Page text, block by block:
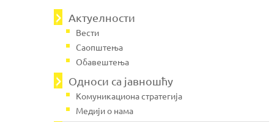
Актуелности
Вести
Саопштења
Обавештења
Односи са јавношћу
Комуникациона стратегија
Медији о нама